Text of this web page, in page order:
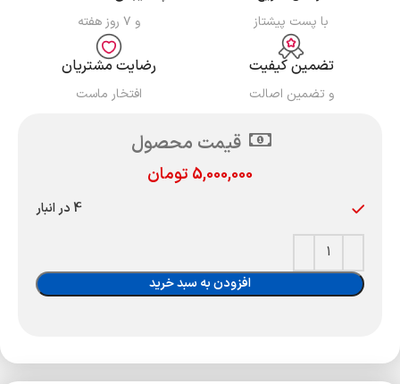
با پست پیشتاز و ۷ روز هفته
تضمین کیفیت
و تضمین اصالت
رضایت مشتریان
افتخار ماست
قیمت محصول
5,000,000 تومان
4 در انبار
افزودن به سبد خرید